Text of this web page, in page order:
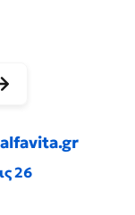
alfavita.gr
26